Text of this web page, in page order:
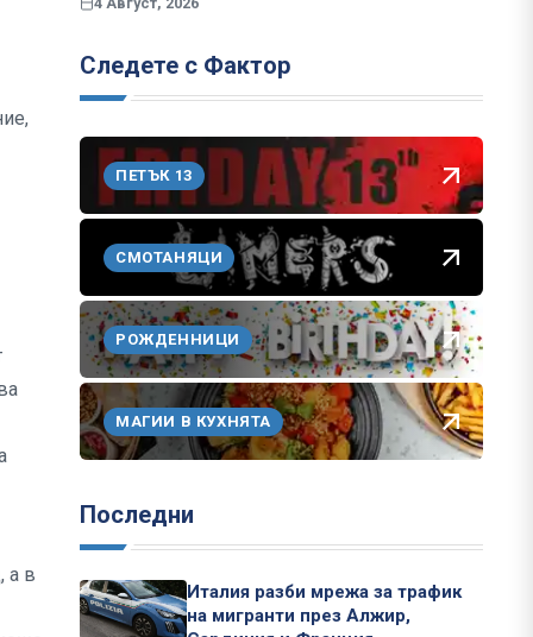
а в
Следете с Фактор
ПЕТЪК 13
СМОТАНЯЦИ
РОЖДЕННИЦИ
МАГИИ В КУХНЯТА
Последни
Италия разби мрежа за трафик
на мигранти през Алжир,